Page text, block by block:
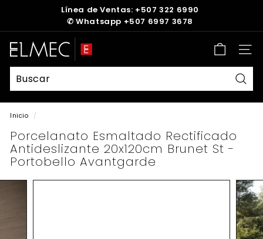
diapositivas
pausa
Línea de Ventas: +507 322 6990
✆ Whatsapp +507 6997 3678
E
L
M
E
C
Inicio /
Porcelanato Esmaltado Rectificado
Antideslizante 20x120cm Brunet St -
Portobello Avantgarde